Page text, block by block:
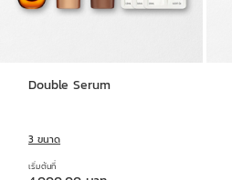
Double Serum
3 ขนาด
เริ่มต้นที่
ราคาปัจจุบัน 4,000.00 บาท